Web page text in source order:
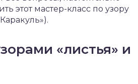
этот мастер-класс по узору
«листья» и